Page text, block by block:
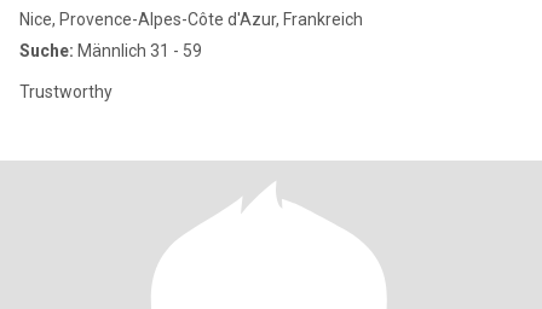
Nice, Provence-Alpes-Côte d'Azur, Frankreich
Suche: Männlich 31 - 59
Trustworthy